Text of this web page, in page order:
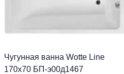
Чугунная ванна Wotte Line
170х70 БП-э00д1467